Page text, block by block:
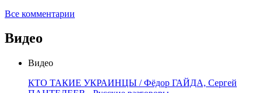
Все комментарии
Видео
Видео
КТО ТАКИЕ УКРАИНЦЫ / Фёдор ГАЙДА, Сергей